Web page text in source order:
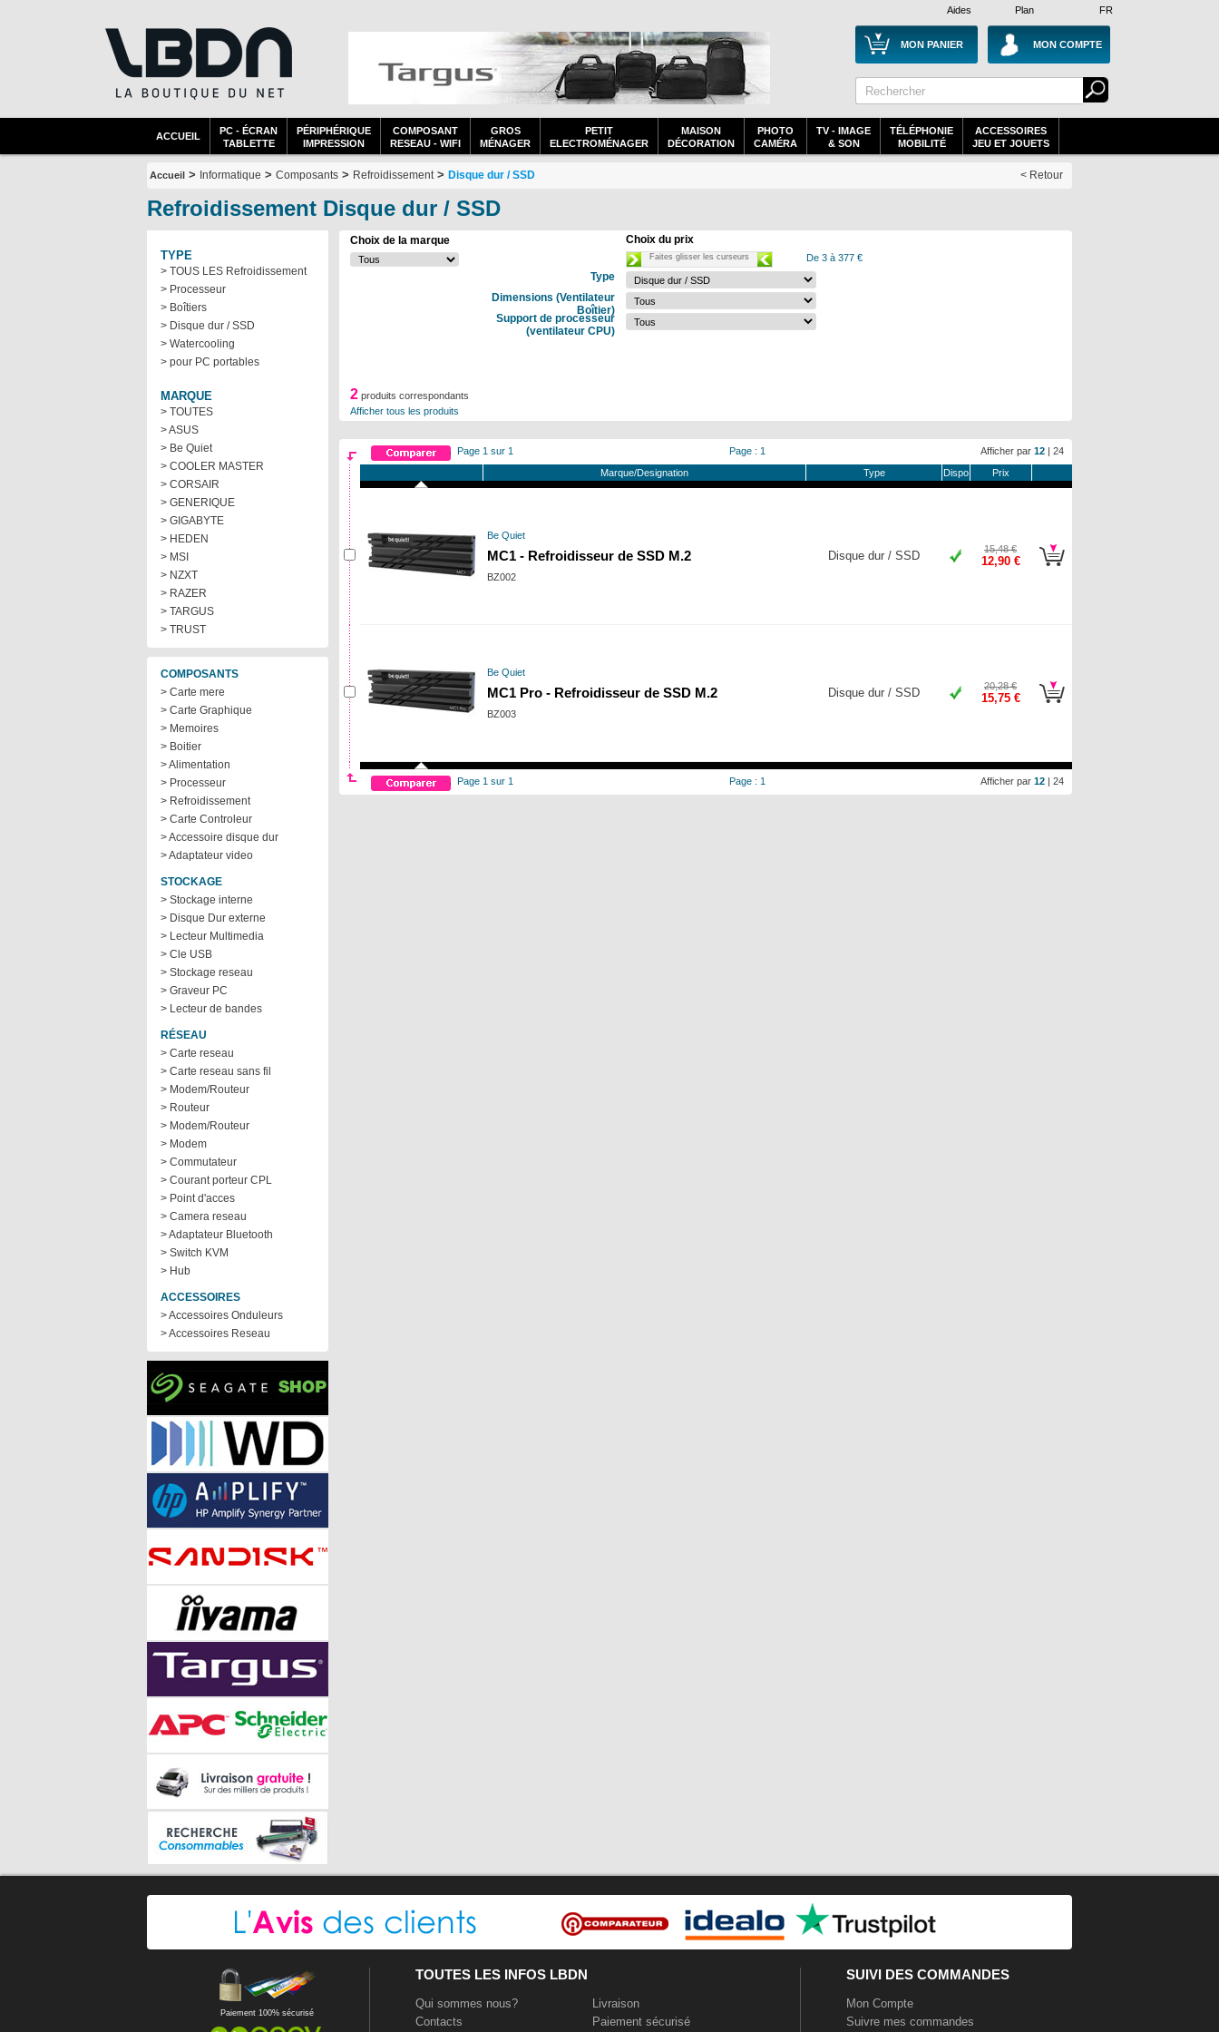
Plan
Aides FR
MON PANIER MON COMPTE
ACCUEIL
PC - ÉCRAN
TABLETTE
PÉRIPHÉRIQUE
IMPRESSION
COMPOSANT
RESEAU - WIFI
GROS
MÉNAGER
PETIT
ELECTROMÉNAGER
MAISON
DÉCORATION
PHOTO
CAMÉRA
TV - IMAGE
& SON
TÉLÉPHONIE
MOBILITÉ
ACCESSOIRES
JEU ET JOUETS
Accueil > Informatique > Composants > Refroidissement> Disque dur / SSD < Retour
Refroidissement Disque dur / SSD
TYPE
> TOUS LES Refroidissement
> Processeur
> Boîtiers
> Disque dur / SSD
> Watercooling
> pour PC portables
MARQUE
> TOUTES
> ASUS
> Be Quiet
> COOLER MASTER
> CORSAIR
> GENERIQUE
> GIGABYTE
> HEDEN
> MSI
> NZXT
> RAZER
> TARGUS
> TRUST
COMPOSANTS
> Carte mere
> Carte Graphique
> Memoires
> Boitier
> Alimentation
> Processeur
> Refroidissement
> Carte Controleur
> Accessoire disque dur
> Adaptateur video
STOCKAGE
> Stockage interne
> Disque Dur externe
> Lecteur Multimedia
> Cle USB
> Stockage reseau
> Graveur PC
> Lecteur de bandes
RÉSEAU
> Carte reseau
> Carte reseau sans fil
> Modem/Routeur
> Routeur
> Modem/Routeur
> Modem
> Commutateur
> Courant porteur CPL
> Point d'acces
> Camera reseau
> Adaptateur Bluetooth
> Switch KVM
> Hub
ACCESSOIRES
> Accessoires Onduleurs
> Accessoires Reseau
Choix de la marque Choix du prix
Faites glisser les curseurs De 3 à 377 €
Type
Dimensions (Ventilateur
Boîtier)
Support de processeur
(ventilateur CPU)
2 produits correspondants
Afficher tous les produits
Afficher par 12 | 24
Page 1 sur 1
Page : 1
Marque/Designation
Type Dispo Prix
Be Quiet
MC1 - Refroidisseur de SSD M.2
BZ002
Disque dur / SSD 15,48 €
12,90 €
Be Quiet
MC1 Pro - Refroidisseur de SSD M.2
BZ003
Disque dur / SSD 20,28 €
15,75 €
Afficher par 12 | 24
Page 1 sur 1 Page : 1
Paiement 100% sécurisé
TOUTES LES INFOS LBDN
Qui sommes nous?
Contacts
Livraison
Paiement sécurisé
SUIVI DES COMMANDES
Mon Compte
Suivre mes commandes